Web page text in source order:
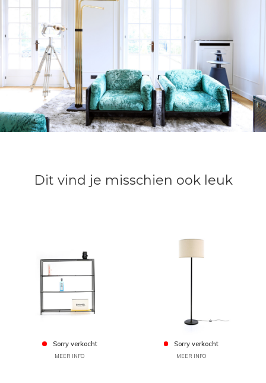
Dit vind je misschien ook leuk
Sorry verkocht
MEER INFO
Sorry verkocht
MEER INFO